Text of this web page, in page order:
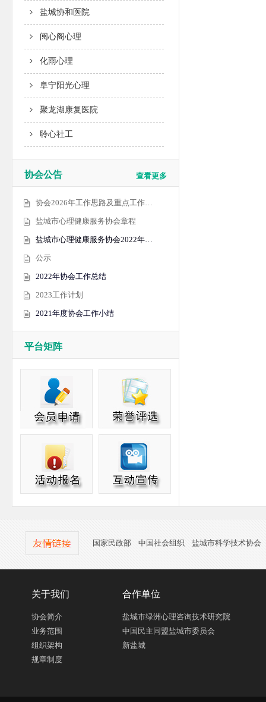
盐城协和医院
阅心阁心理
化雨心理
阜宁阳光心理
聚龙湖康复医院
聆心社工
协会公告 查看更多
协会2026年工作思路及重点工作…
盐城市心理健康服务协会章程
盐城市心理健康服务协会2022年…
公示
2022年协会工作总结
2023工作计划
2021年度协会工作小结
平台矩阵
国家民政部 中国社会组织 盐城市科学技术协会
关于我们 合作单位
协会简介
业务范围
组织架构
规章制度
盐城市绿洲心理咨询技术研究院
中国民主同盟盐城市委员会
新盐城